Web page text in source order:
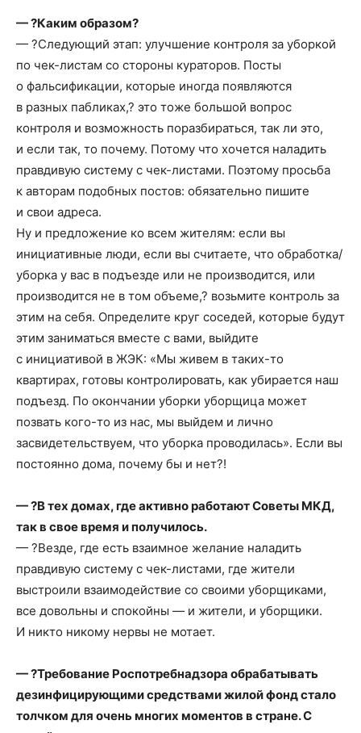
— ?Каким образом?
— ?Следующий этап: улучшение контроля за уборкой
по чек-листам со стороны кураторов. Посты
о фальсификации, которые иногда появляются
в разных пабликах,? это тоже большой вопрос
контроля и возможность поразбираться, так ли это,
и если так, то почему. Потому что хочется наладить
правдивую систему с чек-листами. Поэтому просьба
к авторам подобных постов: обязательно пишите
и свои адреса.
Ну и предложение ко всем жителям: если вы
инициативные люди, если вы считаете, что обработка/
уборка у вас в подъезде или не производится, или
производится не в том объеме,? возьмите контроль за
этим на себя. Определите круг соседей, которые будут
этим заниматься вместе с вами, выйдите
с инициативой в ЖЭК: «Мы живем в таких-то
квартирах, готовы контролировать, как убирается наш
подъезд. По окончании уборки уборщица может
позвать кого-то из нас, мы выйдем и лично
засвидетельствуем, что уборка проводилась». Если вы
постоянно дома, почему бы и нет?!
— ?В тех домах, где активно работают Советы МКД,
так в свое время и получилось.
— ?Везде, где есть взаимное желание наладить
правдивую систему с чек-листами, где жители
выстроили взаимодействие со своими уборщиками,
все довольны и спокойны — и жители, и уборщики.
И никто никому нервы не мотает.
— ?Требование Роспотребнадзора обрабатывать
дезинфицирующими средствами жилой фонд стало
толчком для очень многих моментов в стране. С